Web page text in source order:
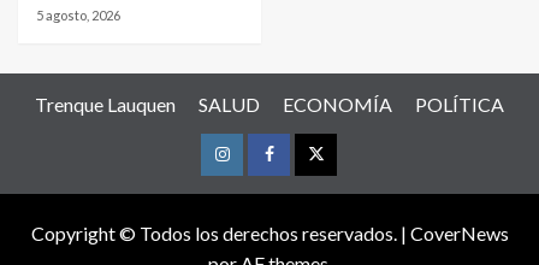
5 agosto, 2026
Trenque Lauquen SALUD ECONOMÍA POLÍTICA
InstagramFacebookTwitter
Copyright © Todos los derechos reservados. | CoverNews